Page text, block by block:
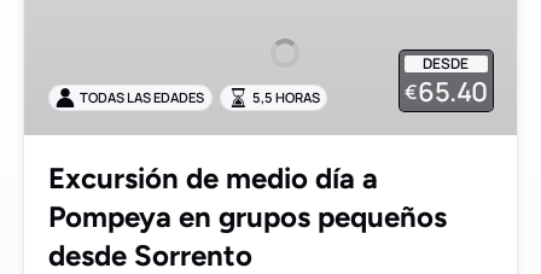
Pompeya
en
pequeños
desde
Sorrento
DESDE
€65.40
TODAS LAS EDADES 5,5 HORAS
Excursión de medio día a
Pompeya en grupos pequeños
desde Sorrento